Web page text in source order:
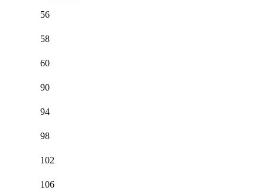
56
58
60
90
94
98
102
106